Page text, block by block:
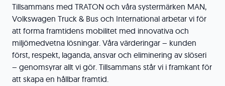
Tillsammans med TRATON och våra systermärken MAN,
Volkswagen Truck & Bus och International arbetar vi för
att forma framtidens mobilitet med innovativa och
miljömedvetna lösningar. Våra värderingar – kunden
först, respekt, laganda, ansvar och eliminering av slöseri
– genomsyrar allt vi gör. Tillsammans står vi i framkant för
att skapa en hållbar framtid.